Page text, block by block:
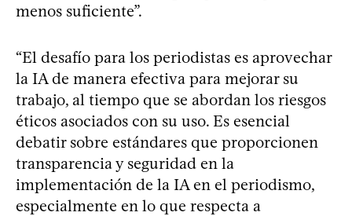
menos suficiente”.
“El desafío para los periodistas es aprovechar
la IA de manera efectiva para mejorar su
trabajo, al tiempo que se abordan los riesgos
éticos asociados con su uso. Es esencial
debatir sobre estándares que proporcionen
transparencia y seguridad en la
implementación de la IA en el periodismo,
especialmente en lo que respecta a